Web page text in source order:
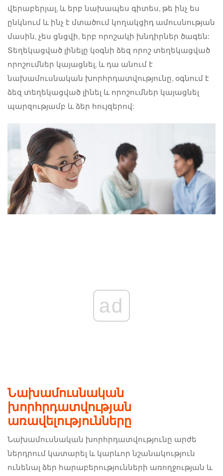
վերաբերյալ, և երբ նախապես գիտես, թե ինչ ես
ընկնում և ինչ է մտածում կողակցիդ ամուսնության
մասին, չես ցնցվի, երբ որոշակի խնդիրներ ծագեն:
Տեղեկացված լինելը կօգնի ձեզ որոշ տեղեկացված
որոշումներ կայացնել, և դա անում է
նախամուսնական խորհրդատվությունը, օգնում է
ձեզ տեղեկացված լինել և որոշումներ կայացնել
պարզությամբ և ձեր հույզերով:
ad
Նախամուսնական
խորհրդատվության
առավելությունները
Նախամուսնական խորհրդատվությունը արժե
ներդրում կատարել և կարևոր նշանակություն
ունենալ ձեր հարաբերությունների առողջության և